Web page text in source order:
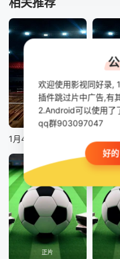
相关推荐
正片
欢迎使用影视同好录,
插件跳过片中广告,有
2.Android可以使用了
qq群903097047
好